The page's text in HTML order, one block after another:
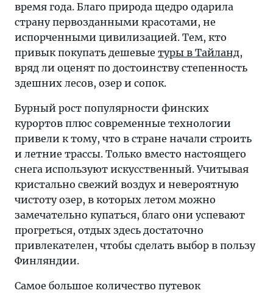
время года. Благо природа щедро одарила
страну первозданными красотами, не
испорченными цивилизацией. Тем, кто
привык покупать дешевые туры в Тайланд,
вряд ли оценят по достоинству степенность
здешних лесов, озер и сопок.
Бурный рост популярности финских
курортов плюс современные технологии
привели к тому, что в стране начали строить
и летние трассы. Только вместо настоящего
снега используют искусственный. Учитывая
кристально свежий воздух и невероятную
чистоту озер, в которых летом можно
замечательно купаться, благо они успевают
прогреться, отдых здесь достаточно
привлекателен, чтобы сделать выбор в пользу
Финляндии.
Самое большое количество путевок